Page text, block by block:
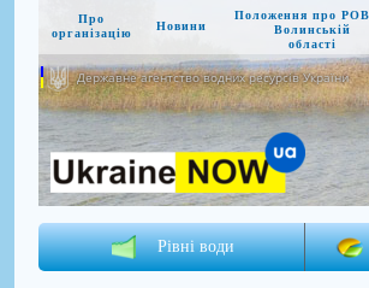
Про
організацію
Новини
Положення про
Волинській
області
Державне агентство водних ресурсів України
Рівні води